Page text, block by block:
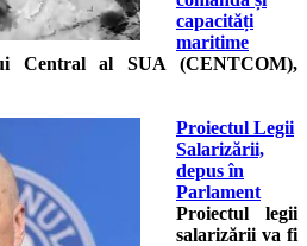
capacități
maritime
Central al SUA (CENTCOM),
Proiectul Legii
Salarizării,
depus în
Parlament
Proiectul legii
salarizării va fi